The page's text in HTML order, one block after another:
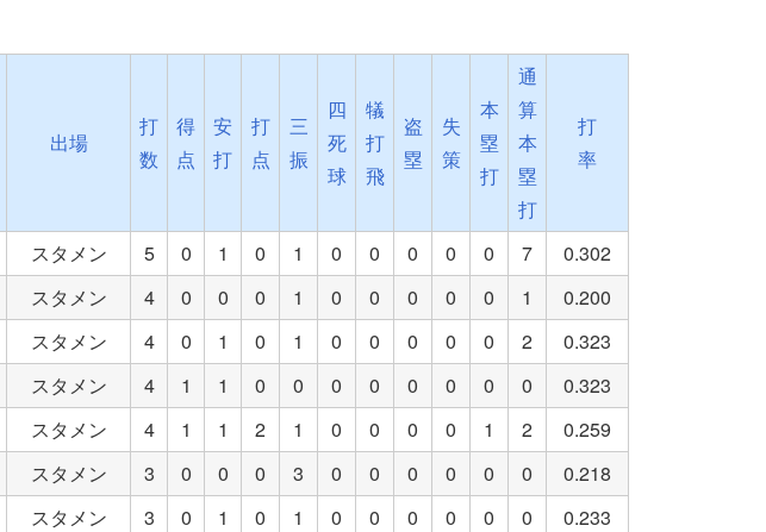
出場
打
数
得
点
安
打
打
点
三
振
四
死
球
犠
打
飛
盗
塁
失
策
本
塁
打
通
算
本
塁
打
打
率
スタメン 5 0 1 0 1 0 0 0 0 0 7
0.302
スタメン 4 0 0 0 1 0 0 0 0 0 1
0.200
スタメン 4 0 1 0 1 0 0 0 0 0 2
0.323
スタメン 4 1 1 0 0 0 0 0 0 0 0
0.323
スタメン 4 1 1 2 1 0 0 0 0 1 2
0.259
スタメン 3 0 0 0 3 0 0 0 0 0 0
0.218
スタメン 3 0 1 0 1 0 0 0 0 0 0
0.233